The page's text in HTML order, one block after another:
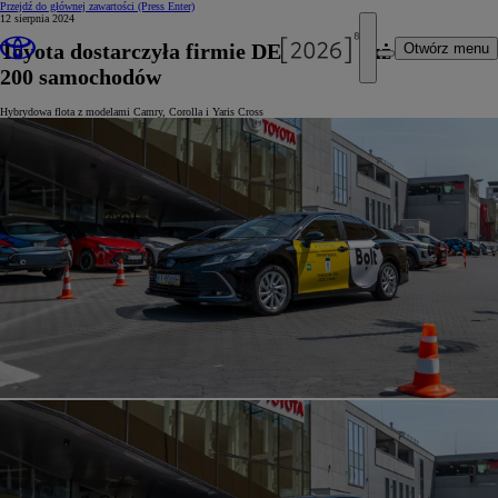
Przejdź do głównej zawartości (Press Enter)
Otwórz menu
12 sierpnia 2024
Toyota dostarczyła firmie DEPartner już
200 samochodów
Hybrydowa flota z modelami Camry, Corolla i Yaris Cross